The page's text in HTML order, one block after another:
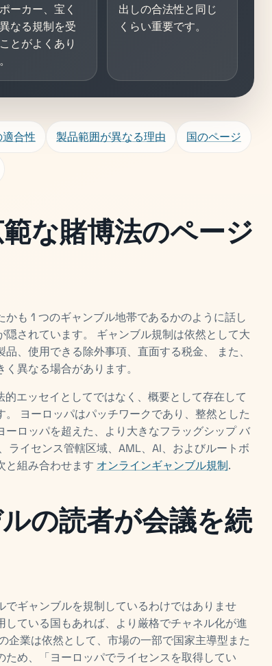
ーカー、宝く
なる規制を受
とがよくあり
出しの合法性と同じ
くらい重要です。
合性 製品範囲が異なる理由 国のページ
な賭博法のページ
も 1 つのギャンブル地帯であるかのように話し
されています。 ギャンブル規制は依然として大
、使用できる除外事項、直面する税金、 また、
異なる場合があります。
エッセイとしてではなく、概要として存在して
ヨーロッパはパッチワークであり、整然とした
ロッパを超えた、より大きなフラッグシップ バ
ライセンス管轄区域、AML、AI、およびルートボ
と組み合わせます オンラインギャンブル規制.
の読者が会議を続
ギャンブルを規制しているわけではありませ
ている国もあれば、より厳格でチャネル化が進
企業は依然として、市場の一部で国家主導型また
め、「ヨーロッパでライセンスを取得してい